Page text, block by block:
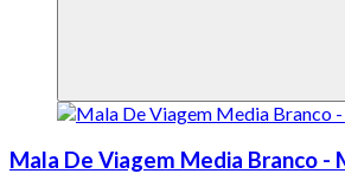
Mala De Viagem Media Branco -